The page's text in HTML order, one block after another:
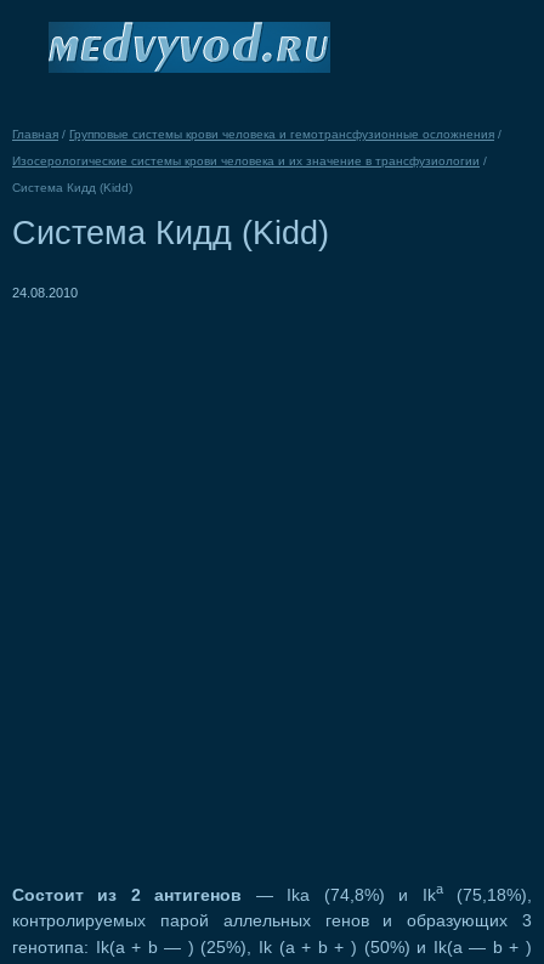
Главная / Групповые системы крови человека и гемотрансфузионные осложнения /
Изосерологические системы крови человека и их значение в трансфузиологии /
Система Кидд (Kidd)
Система Кидд (Kidd)
24.08.2010
Состоит из 2 антигенов — Ika (74,8%) и Ika(75,18%),
контролируемых парой аллельных генов и образующих 3
генотипа: Ik(а + b — ) (25%), Ik (а + b + ) (50%) и Ik(а — b + )